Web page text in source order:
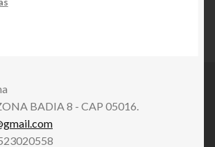
BADIA 8 - CAP 05016.